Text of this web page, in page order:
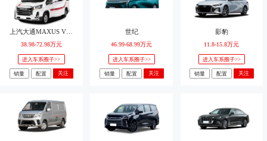
上汽大通MAXUS V100房车
38.98-72.98万元
进入车系圈子>>
销量 配置 关注
世纪
46.99-68.99万元
进入车系圈子>>
销量 配置 关注
影豹
11.8-15.8万元
进入车系圈子>>
销量 配置 关注